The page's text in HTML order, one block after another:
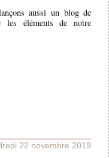
aussi un blog de
les éléments de notre
22 novembre 2019